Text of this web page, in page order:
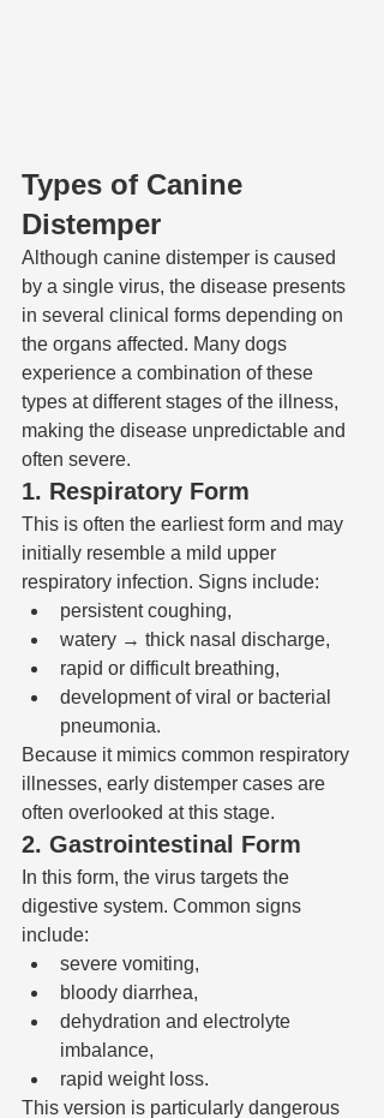
Types of Canine
Distemper
Although canine distemper is caused
by a single virus, the disease presents
in several clinical forms depending on
the organs affected. Many dogs
experience a combination of these
types at different stages of the illness,
making the disease unpredictable and
often severe.
1. Respiratory Form
This is often the earliest form and may
initially resemble a mild upper
respiratory infection. Signs include:
persistent coughing,
watery → thick nasal discharge,
rapid or difficult breathing,
development of viral or bacterial
pneumonia.
Because it mimics common respiratory
illnesses, early distemper cases are
often overlooked at this stage.
2. Gastrointestinal Form
In this form, the virus targets the
digestive system. Common signs
include:
severe vomiting,
bloody diarrhea,
dehydration and electrolyte
imbalance,
rapid weight loss.
This version is particularly dangerous